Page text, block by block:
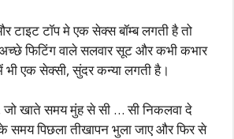
टाइट टॉप मे एक सेक्स बॉम्ब लगती है तो
फिटिंग वाले सलवार सूट और कभी कभार
भी एक सेक्सी, सुंदर कन्या लगती है।
जो खाते समय मुंह से सी … सी निकलवा दे
पिछला तीखापन भुला जाए और फिर से